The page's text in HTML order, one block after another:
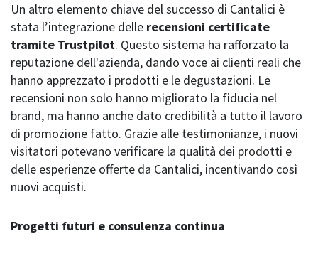
Un altro elemento chiave del successo di Cantalici è
stata l’integrazione delle recensioni certificate
tramite Trustpilot. Questo sistema ha rafforzato la
reputazione dell'azienda, dando voce ai clienti reali che
hanno apprezzato i prodotti e le degustazioni. Le
recensioni non solo hanno migliorato la fiducia nel
brand, ma hanno anche dato credibilità a tutto il lavoro
di promozione fatto. Grazie alle testimonianze, i nuovi
visitatori potevano verificare la qualità dei prodotti e
delle esperienze offerte da Cantalici, incentivando così
nuovi acquisti.
Progetti futuri e consulenza continua